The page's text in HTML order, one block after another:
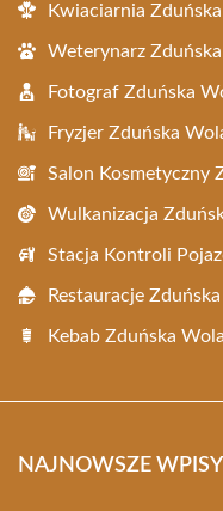
Kwiaciarnia
Weterynarz
Fotograf Zduńska
Fryzjer Zduńska
Salon Kosmetyczny
Wulkanizacja
Stacja Kontroli
Restauracje
Kebab Zduńska Wola
NAJNOWSZE WPISY